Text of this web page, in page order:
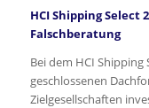
HCI Shipping Select
Falschberatung
Bei dem HCI Shipping
geschlossenen
Zielgesellschaften